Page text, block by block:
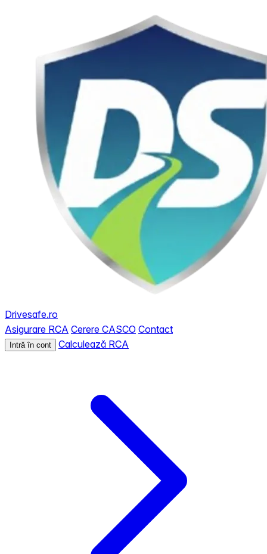
Drivesafe.ro
Asigurare RCA Cerere CASCO Contact
Intră în cont Calculează RCA